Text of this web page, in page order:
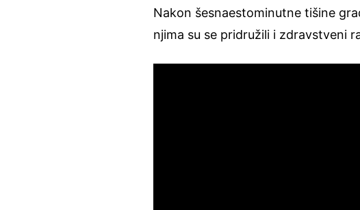
Nakon šesnaestominutne tišine
njima su se pridružili i zdravstveni